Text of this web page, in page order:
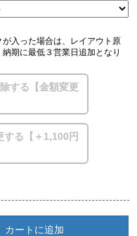
入った場合は、レイアウト原
期に最低３営業日追加となり
する【金額変更
する【＋1,100円
カートに追加